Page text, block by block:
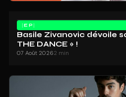
EP
Basile Zivanovic dévoile
THE DANCE » !
07 Août 20262 min